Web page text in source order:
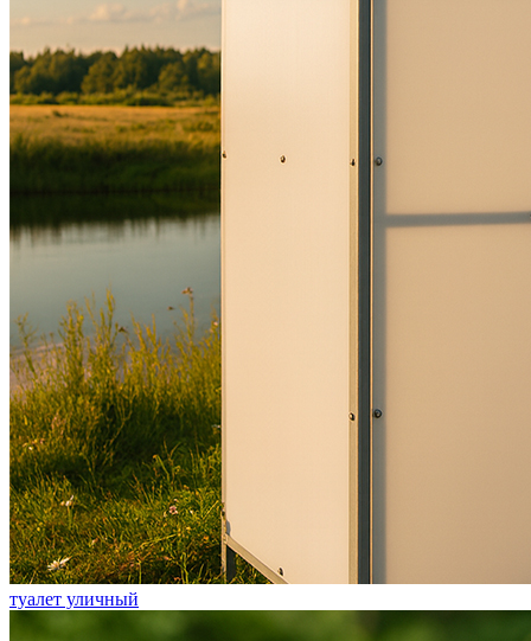
туалет уличный